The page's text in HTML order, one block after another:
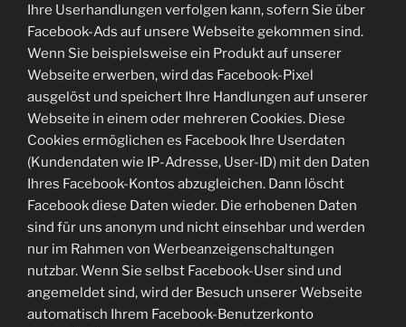
Ihre Userhandlungen verfolgen kann, sofern Sie über
Facebook-Ads auf unsere Webseite gekommen sind.
Wenn Sie beispielsweise ein Produkt auf unserer
Webseite erwerben, wird das Facebook-Pixel
ausgelöst und speichert Ihre Handlungen auf unserer
Webseite in einem oder mehreren Cookies. Diese
Cookies ermöglichen es Facebook Ihre Userdaten
(Kundendaten wie IP-Adresse, User-ID) mit den Daten
Ihres Facebook-Kontos abzugleichen. Dann löscht
Facebook diese Daten wieder. Die erhobenen Daten
sind für uns anonym und nicht einsehbar und werden
nur im Rahmen von Werbeanzeigenschaltungen
nutzbar. Wenn Sie selbst Facebook-User sind und
angemeldet sind, wird der Besuch unserer Webseite
automatisch Ihrem Facebook-Benutzerkonto